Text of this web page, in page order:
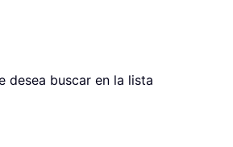
desea buscar en la lista